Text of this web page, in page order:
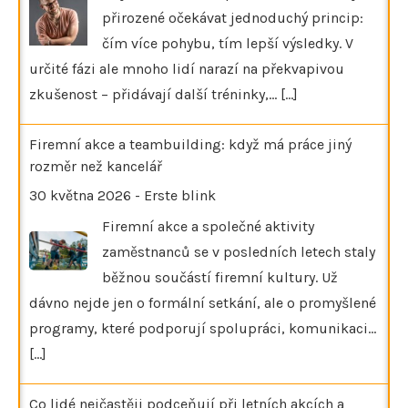
přirozené očekávat jednoduchý princip:
čím více pohybu, tím lepší výsledky. V
určité fázi ale mnoho lidí narazí na překvapivou
zkušenost – přidávají další tréninky,… [...]
Firemní akce a teambuilding: když má práce jiný
rozměr než kancelář
30 května 2026 - Erste blink
Firemní akce a společné aktivity
zaměstnanců se v posledních letech staly
běžnou součástí firemní kultury. Už
dávno nejde jen o formální setkání, ale o promyšlené
programy, které podporují spolupráci, komunikaci…
[...]
Co lidé nejčastěji podceňují při letních akcích a